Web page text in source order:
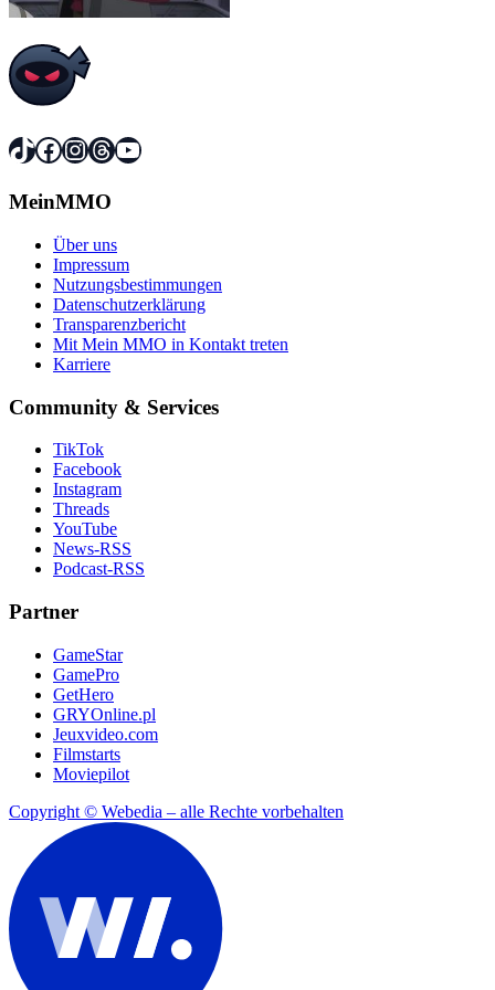
TikTok
Facebook
Instagram
Threads
YouTube
MeinMMO
Über uns
Impressum
Nutzungsbestimmungen
Datenschutzerklärung
Transparenzbericht
Mit Mein MMO in Kontakt treten
Karriere
Community & Services
TikTok
Facebook
Instagram
Threads
YouTube
News-RSS
Podcast-RSS
Partner
GameStar
GamePro
GetHero
GRYOnline.pl
Jeuxvideo.com
Filmstarts
Moviepilot
Copyright © Webedia – alle Rechte vorbehalten